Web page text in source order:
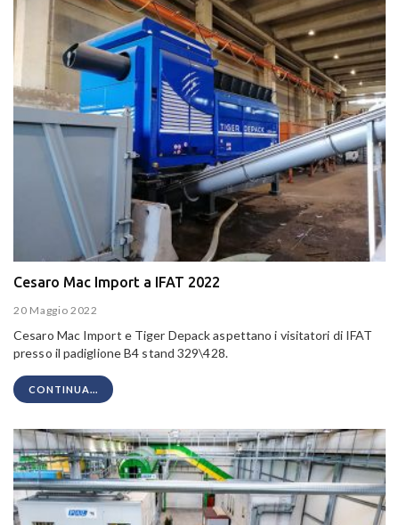
Cesaro Mac Import a IFAT 2022
20 Maggio 2022
Cesaro Mac Import e Tiger Depack aspettano i visitatori di IFAT
presso il padiglione B4 stand 329\428.
CONTINUA...